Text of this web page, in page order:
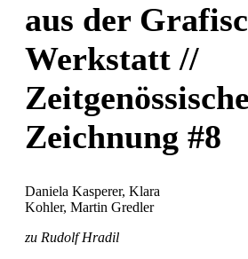
aus der
Werkstatt //
Zeitgenössische
Zeichnung #8
Daniela Kasperer, Klara
Kohler, Martin Gredler
zu Rudolf Hradil